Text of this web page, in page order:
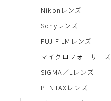
Nikonレンズ
Sonyレンズ
FUJIFILMレンズ
マイクロフォーサーズ
SIGMA／Lレンズ
PENTAXレンズ